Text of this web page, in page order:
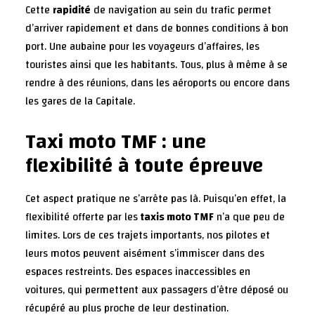
Cette rapidité de navigation au sein du trafic permet
d’arriver rapidement et dans de bonnes conditions à bon
port. Une aubaine pour les voyageurs d’affaires, les
touristes ainsi que les habitants. Tous, plus à même à se
rendre à des réunions, dans les aéroports ou encore dans
les gares de la Capitale.
Taxi moto TMF : une
flexibilité à toute épreuve
Cet aspect pratique ne s’arrête pas là. Puisqu’en effet, la
flexibilité offerte par lestaxis moto TMFn’a que peu de
limites. Lors de ces trajets importants, nos pilotes et
leurs motos peuvent aisément s’immiscer dans des
espaces restreints. Des espaces inaccessibles en
voitures, qui permettent aux passagers d’être déposé ou
récupéré au plus proche de leur destination.